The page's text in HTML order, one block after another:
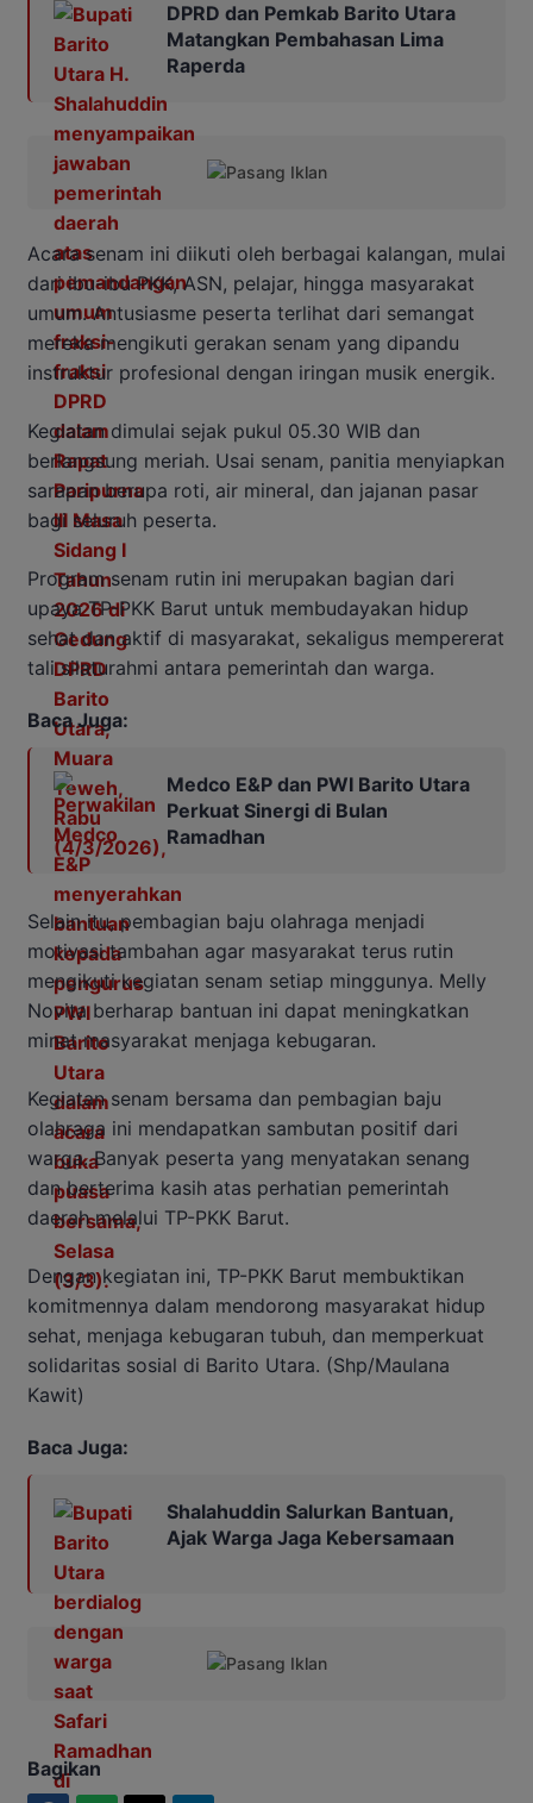
DPRD dan Pemkab Barito Utara
Matangkan Pembahasan Lima
Raperda
Acara senam ini diikuti oleh berbagai kalangan, mulai
dari ibu-ibu PKK, ASN, pelajar, hingga masyarakat
umum. Antusiasme peserta terlihat dari semangat
mereka mengikuti gerakan senam yang dipandu
instruktur profesional dengan iringan musik energik.
Kegiatan dimulai sejak pukul 05.30 WIB dan
berlangsung meriah. Usai senam, panitia menyiapkan
sarapan berupa roti, air mineral, dan jajanan pasar
bagi seluruh peserta.
Program senam rutin ini merupakan bagian dari
upaya TP-PKK Barut untuk membudayakan hidup
sehat dan aktif di masyarakat, sekaligus mempererat
tali silaturahmi antara pemerintah dan warga.
Baca Juga:
Medco E&P dan PWI Barito Utara
Perkuat Sinergi di Bulan
Ramadhan
Selain itu, pembagian baju olahraga menjadi
motivasi tambahan agar masyarakat terus rutin
mengikuti kegiatan senam setiap minggunya. Melly
Novita berharap bantuan ini dapat meningkatkan
minat masyarakat menjaga kebugaran.
Kegiatan senam bersama dan pembagian baju
olahraga ini mendapatkan sambutan positif dari
warga. Banyak peserta yang menyatakan senang
dan berterima kasih atas perhatian pemerintah
daerah melalui TP-PKK Barut.
Dengan kegiatan ini, TP-PKK Barut membuktikan
komitmennya dalam mendorong masyarakat hidup
sehat, menjaga kebugaran tubuh, dan memperkuat
solidaritas sosial di Barito Utara. (Shp/Maulana
Kawit)
Baca Juga:
Shalahuddin Salurkan Bantuan,
Ajak Warga Jaga Kebersamaan
Bagikan